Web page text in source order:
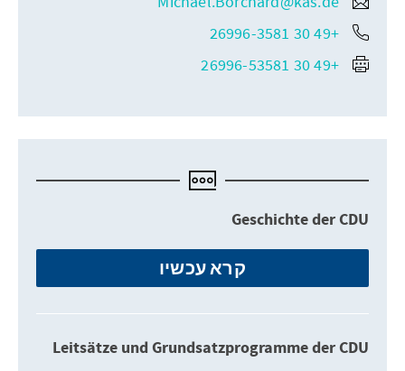
+49 30 26996-3581
+49 30 26996-53581
Geschichte der CDU
קרא עכשיו
Leitsätze und Grundsatzprogramme der CDU